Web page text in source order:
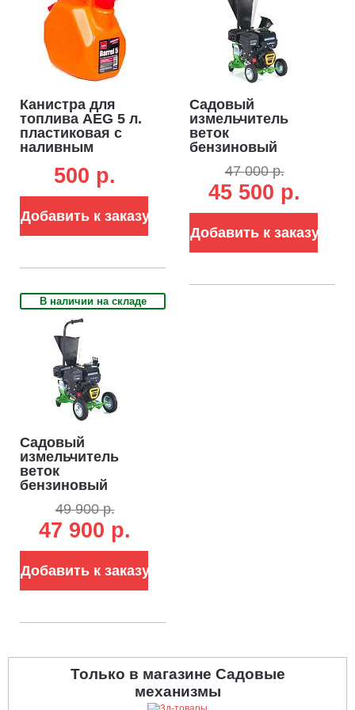
Канистра для
топлива AEG 5 л.
пластиковая с
наливным
500 p.
Добавить к заказу
Садовый
измельчитель
веток
бензиновый
7.0 (RUS, Lifan 7.0
л.с., 196 см3,
ветки до 72 мм,
центробежное
сцепление, 48 кг.)
47 000 р.
45 500 р.
Добавить к заказу
В наличии на складе
Садовый
измельчитель
веток
бензиновый
9.0 (RUS, 9.0 л.с.,
225 см3, ветки до
72 мм,
центробежное
сцепление, 48 кг)
49 900 р.
47 900 р.
Добавить к заказу
Только в магазине Садовые
механизмы